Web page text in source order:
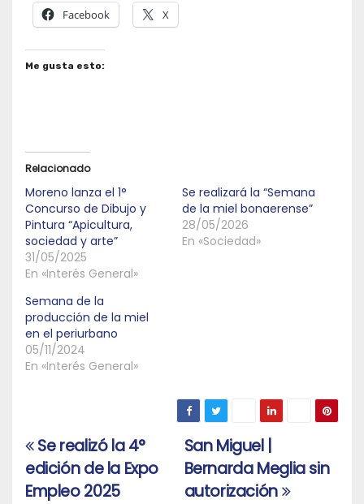
Facebook X
Me gusta esto:
Relacionado
Moreno lanza el 1°
Concurso de Dibujo y
Pintura “Apicultura,
sociedad y arte”
31/05/2025
En «Interés General»
Se realizará la “Semana
de la miel bonaerense”
28/05/2026
En «Sociedad»
Semana de la
producción de la miel
en el periurbano
05/11/2024
En «Interés General»
Navegación
de
San Miguel |
Bernarda Meglia sin
autorización
Se realizó la 4°
edición de la Expo
Empleo 2025